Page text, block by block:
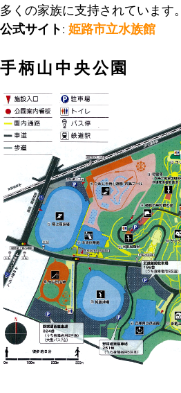
多くの家族に支持されています。
公式サイト : 姫路市立水族館
手柄山中央公園